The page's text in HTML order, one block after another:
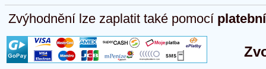
Zvýhodnění lze zaplatit také pomocí